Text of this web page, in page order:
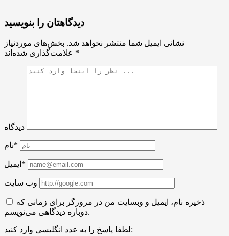
دیدگاهتان را بنویسید
نشانی ایمیل شما منتشر نخواهد شد. بخش‌های موردنیاز
*
دیدگاه
نام*
ایمیل*
وب سایت
ذخیره نام، ایمیل و وبسایت من در مرورگر برای زمانی که
دوباره دیدگاهی می‌نویسم.
لطفا پاسخ را به عدد انگلیسی وارد کنید: